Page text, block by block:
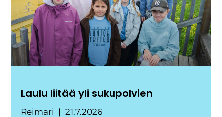
Laulu liitää yli sukupolvien
Reimari 21.7.2026